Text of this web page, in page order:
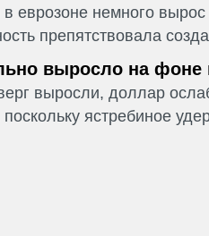
еврозоне немного
препятствовала
выросло на фоне
выросли, доллар
ястребиное